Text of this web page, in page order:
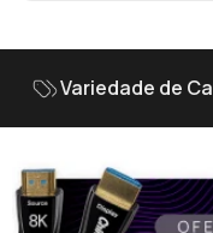
Variedade de